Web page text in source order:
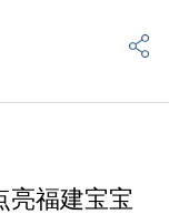
亮福建宝宝